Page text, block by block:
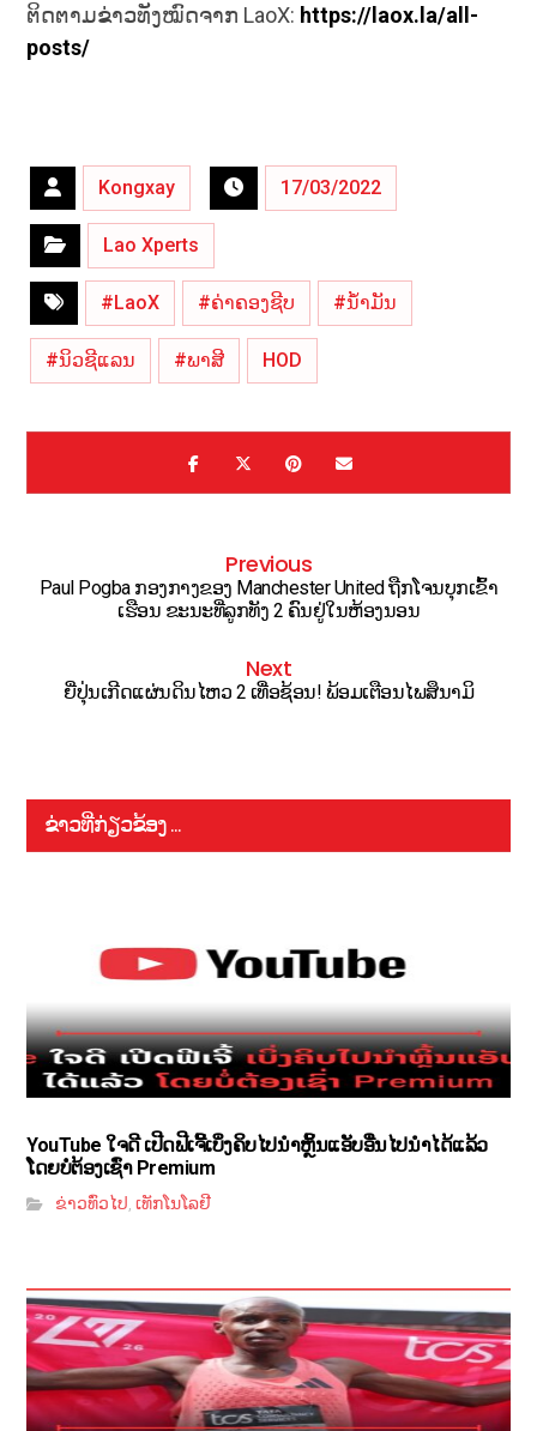
ຕິດຕາມຂ່າວທັງໝົດຈາກ LaoX: https://laox.la/all-
posts/
Kongxay 17/03/2022
Lao Xperts
#LaoX #ຄ່າຄອງຊີບ #ນ້ຳມັນ
#ນິວຊີແລນ #ພາສີ HOD
Previous
Paul Pogba ກອງກາງຂອງ Manchester United ຖືກໂຈນບຸກເຂົ້າ
ເຮືອນ ຂະນະທີ່ລູກທັງ 2 ຄົນຢູ່ໃນຫ້ອງນອນ
Next
ຍີ່ປຸ່ນເກີດແຜ່ນດິນໄຫວ 2 ເທື່ອຊ້ອນ! ພ້ອມເຕືອນໄພສຶນາມິ
ຂ່າວທີ່ກ່ຽວຂ້ອງ ...
YouTube ໃຈດີ ເປີດຟີເຈີ້ເບິ່ງຄິບໄປນຳຫຼິ້ນແອັບອື່ນໄປນຳໄດ້ແລ້ວ
ໂດຍບໍ່ຕ້ອງເຊົ່າ Premium
ຂ່າວທົ່ວໄປ,ເທັກໂນໂລຢີ